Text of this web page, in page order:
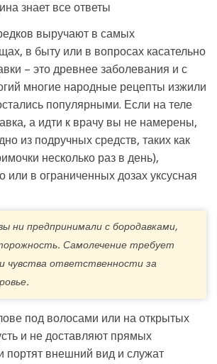
знает все ответы
выручают в самых
в быту или в вопросах касательно
– это древнее заболевания и с
многие народные рецепты изжили
популярными. Если на теле
а идти к врачу вы не намерены,
из подручных средств, таких как
несколько раз в день),
или в ограниченных дозах уксусная
ни предпринимали с бородавками,
Самолечение требует
чувства ответственности за
под волосами или на открытых
и не доставляют прямых
портят внешний вид и служат